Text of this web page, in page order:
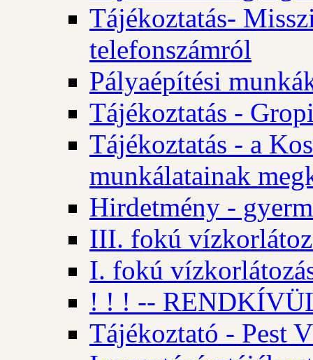
Tájékoztatás-
telefonszámról
Pályaépítési
Tájékoztatás -
Tájékoztatás - a
munkálatainak
Hirdetmény -
III. fokú
I. fokú
! ! ! --
Tájékoztató - Pest